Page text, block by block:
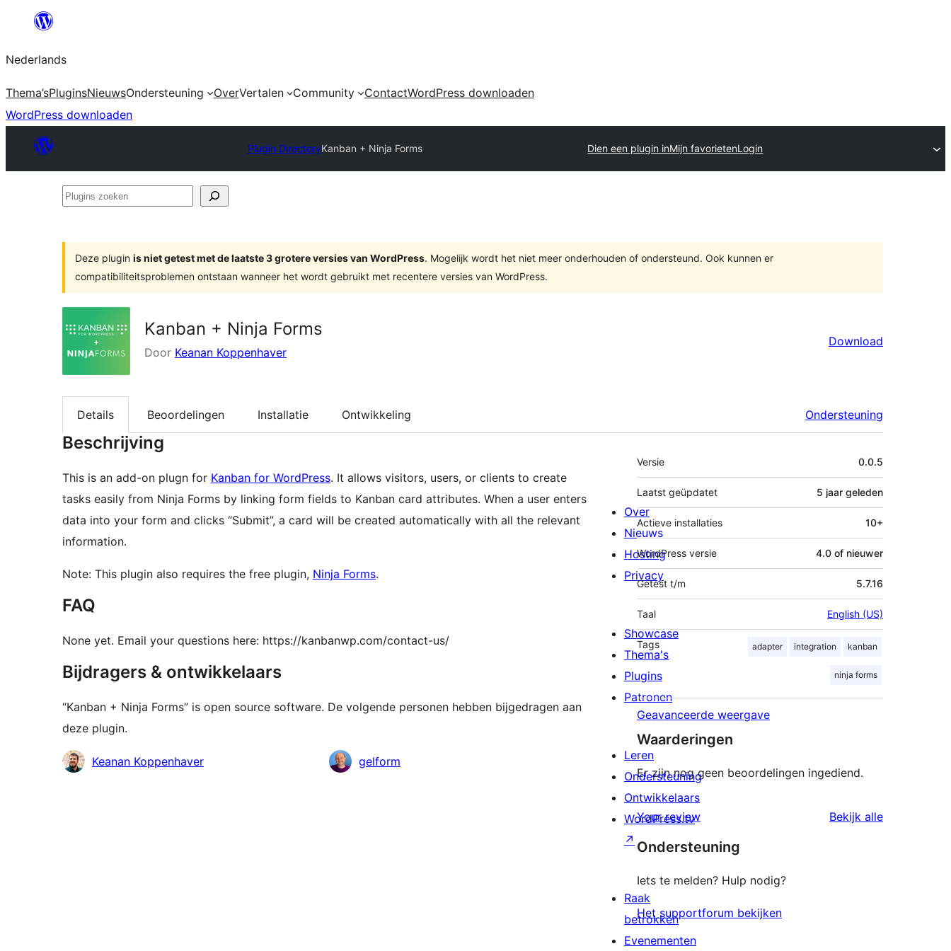
de
inhoud
Nederlands
Thema’sPluginsNieuwsOndersteuning OverVertalen Community ContactWordPress downloaden
WordPress downloaden
Plugin DirectoryKanban + Ninja Forms Dien een plugin inMijn favorietenLogin
Plugins
Deze plugin is niet getest met de laatste 3 grotere versies van WordPress. Mogelijk wordt het niet meer onderhouden of ondersteund. Ook kunnen er
compatibiliteitsproblemen ontstaan wanneer het wordt gebruikt met recentere versies van WordPress.
Kanban + Ninja Forms
Door Keanan Koppenhaver
Download
Details Beoordelingen Installatie Ontwikkeling Ondersteuning
Beschrijving
This is an add-on plugn for Kanban for WordPress. It allows visitors, users, or clients to create
tasks easily from Ninja Forms by linking form fields to Kanban card attributes. When a user enters
data into your form and clicks “Submit”, a card will be created automatically with all the relevant
information.
Note: This plugin also requires the free plugin, Ninja Forms.
FAQ
None yet. Email your questions here: https://kanbanwp.com/contact-us/
Bijdragers & ontwikkelaars
“Kanban + Ninja Forms” is open source software. De volgende personen hebben bijgedragen aan
deze plugin.
BijdragersKeanan Koppenhaver gelform
Meta
Versie 0.0.5
Laatst geüpdatet 5 jaar geleden
Actieve installaties 10+
WordPress versie 4.0 of nieuwer
Getest t/m 5.7.16
Taal English (US)
Tags adapter integration kanban
ninja forms
Geavanceerde weergave
Waarderingen
Er zijn nog geen beoordelingen ingediend.
Your review Bekijk alle
Ondersteuning
Iets te melden? Hulp nodig?
Het supportforum bekijken
Over
Nieuws
Hosting
Privacy
Showcase
Thema's
Plugins
Patronen
Leren
Ondersteuning
Ontwikkelaars
WordPress.tv
↗
Raak
betrokken
Evenementen